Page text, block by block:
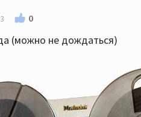
0
(можно не дождаться)